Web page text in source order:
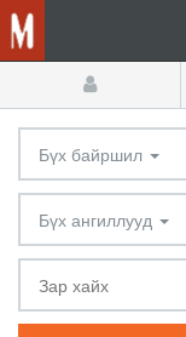
Бүх байршил
Бүх ангиллууд